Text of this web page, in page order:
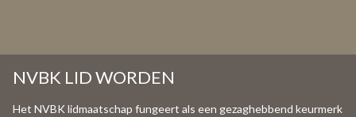
NVBK LID WORDEN
Het NVBK lidmaatschap fungeert als een gezaghebbend keurmerk